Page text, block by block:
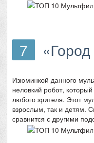
7
Изюминкой данного
неловкий робот,
любого зрителя. Этот
взрослым, так и детям.
сравнится с другими